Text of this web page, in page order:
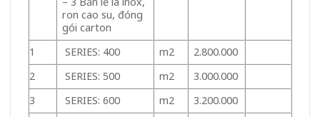
ron cao su, đóng
gói carton
1
SERIES: 400 m2
2.800.000
2
SERIES: 500 m2
3.000.000
3
SERIES: 600 m2
3.200.000